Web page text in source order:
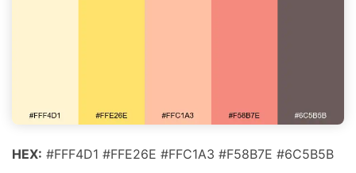
HEX: #FFF4D1 #FFE26E #FFC1A3 #F58B7E #6C5B5B